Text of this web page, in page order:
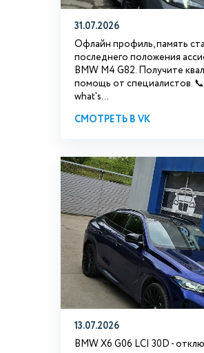
31.07.2026
Офлайн профиль, память
последнего положения
BMW М4 G82. Получите
помощь от специалистов.
what's...
СМОТРЕТЬ В VK
13.07.2026
BMW X6 G06 LCI 30D -